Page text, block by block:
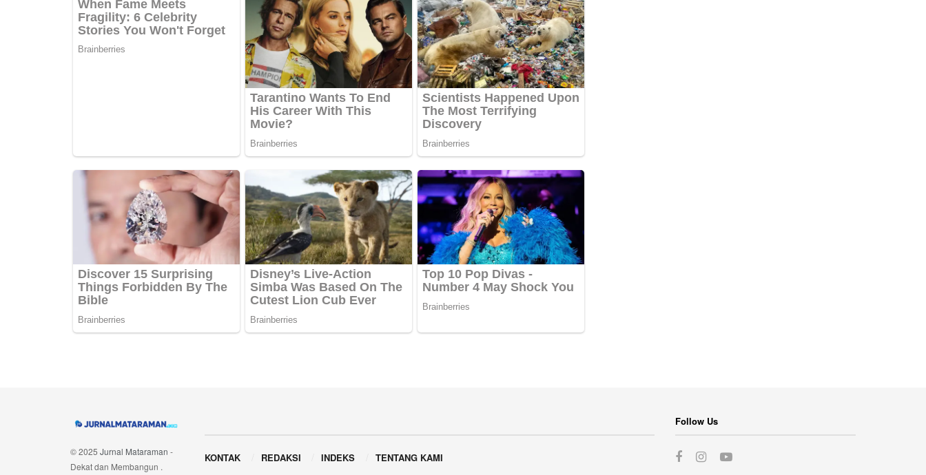
© 2025 Jurnal Mataraman -
Dekat dan Membangun .
KONTAK REDAKSI INDEKS TENTANG KAMI
Follow Us